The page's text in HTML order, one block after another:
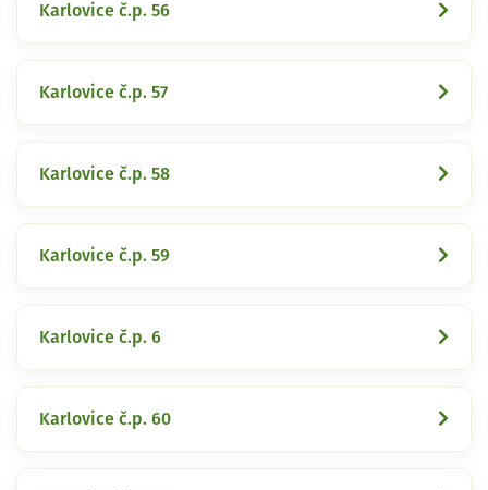
Karlovice č.p. 56
Karlovice č.p. 57
Karlovice č.p. 58
Karlovice č.p. 59
Karlovice č.p. 6
Karlovice č.p. 60